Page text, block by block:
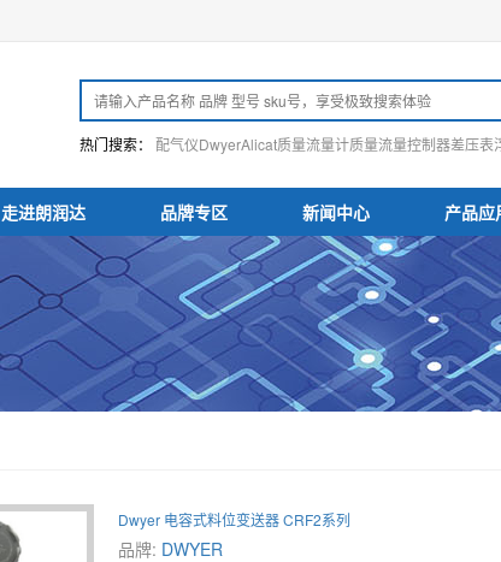
热门搜索： 配气仪DwyerAlicat质量流量计质量流量控制器差压表
走进朗润达 品牌专区 新闻中心 产品应
Dwyer 电容式料位变送器 CRF2系列
品牌: DWYER